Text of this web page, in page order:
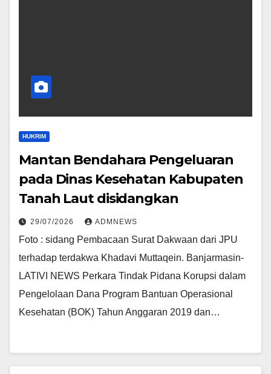
HUKRIM
Mantan Bendahara Pengeluaran
pada Dinas Kesehatan Kabupaten
Tanah Laut disidangkan
29/07/2026 ADMNEWS
Foto : sidang Pembacaan Surat Dakwaan dari JPU
terhadap terdakwa Khadavi Muttaqein. Banjarmasin-
LATIVI NEWS Perkara Tindak Pidana Korupsi dalam
Pengelolaan Dana Program Bantuan Operasional
Kesehatan (BOK) Tahun Anggaran 2019 dan…